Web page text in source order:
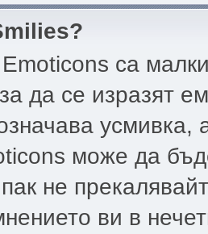
са
да се изразят
усмивка,
може да
не
ви в